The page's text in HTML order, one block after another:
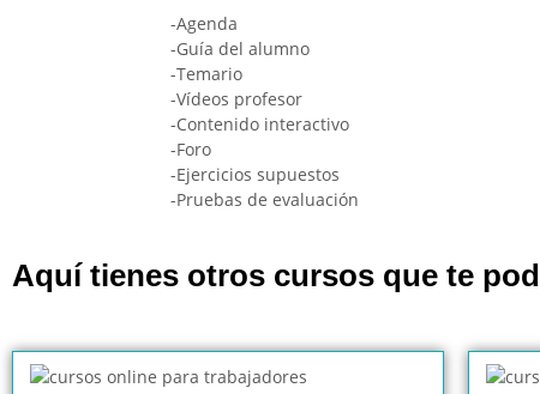
-Agenda
-Guía del alumno
-Temario
-Vídeos profesor
-Contenido interactivo
-Foro
-Ejercicios supuestos
-Pruebas de evaluación
Aquí tienes otros cursos que te